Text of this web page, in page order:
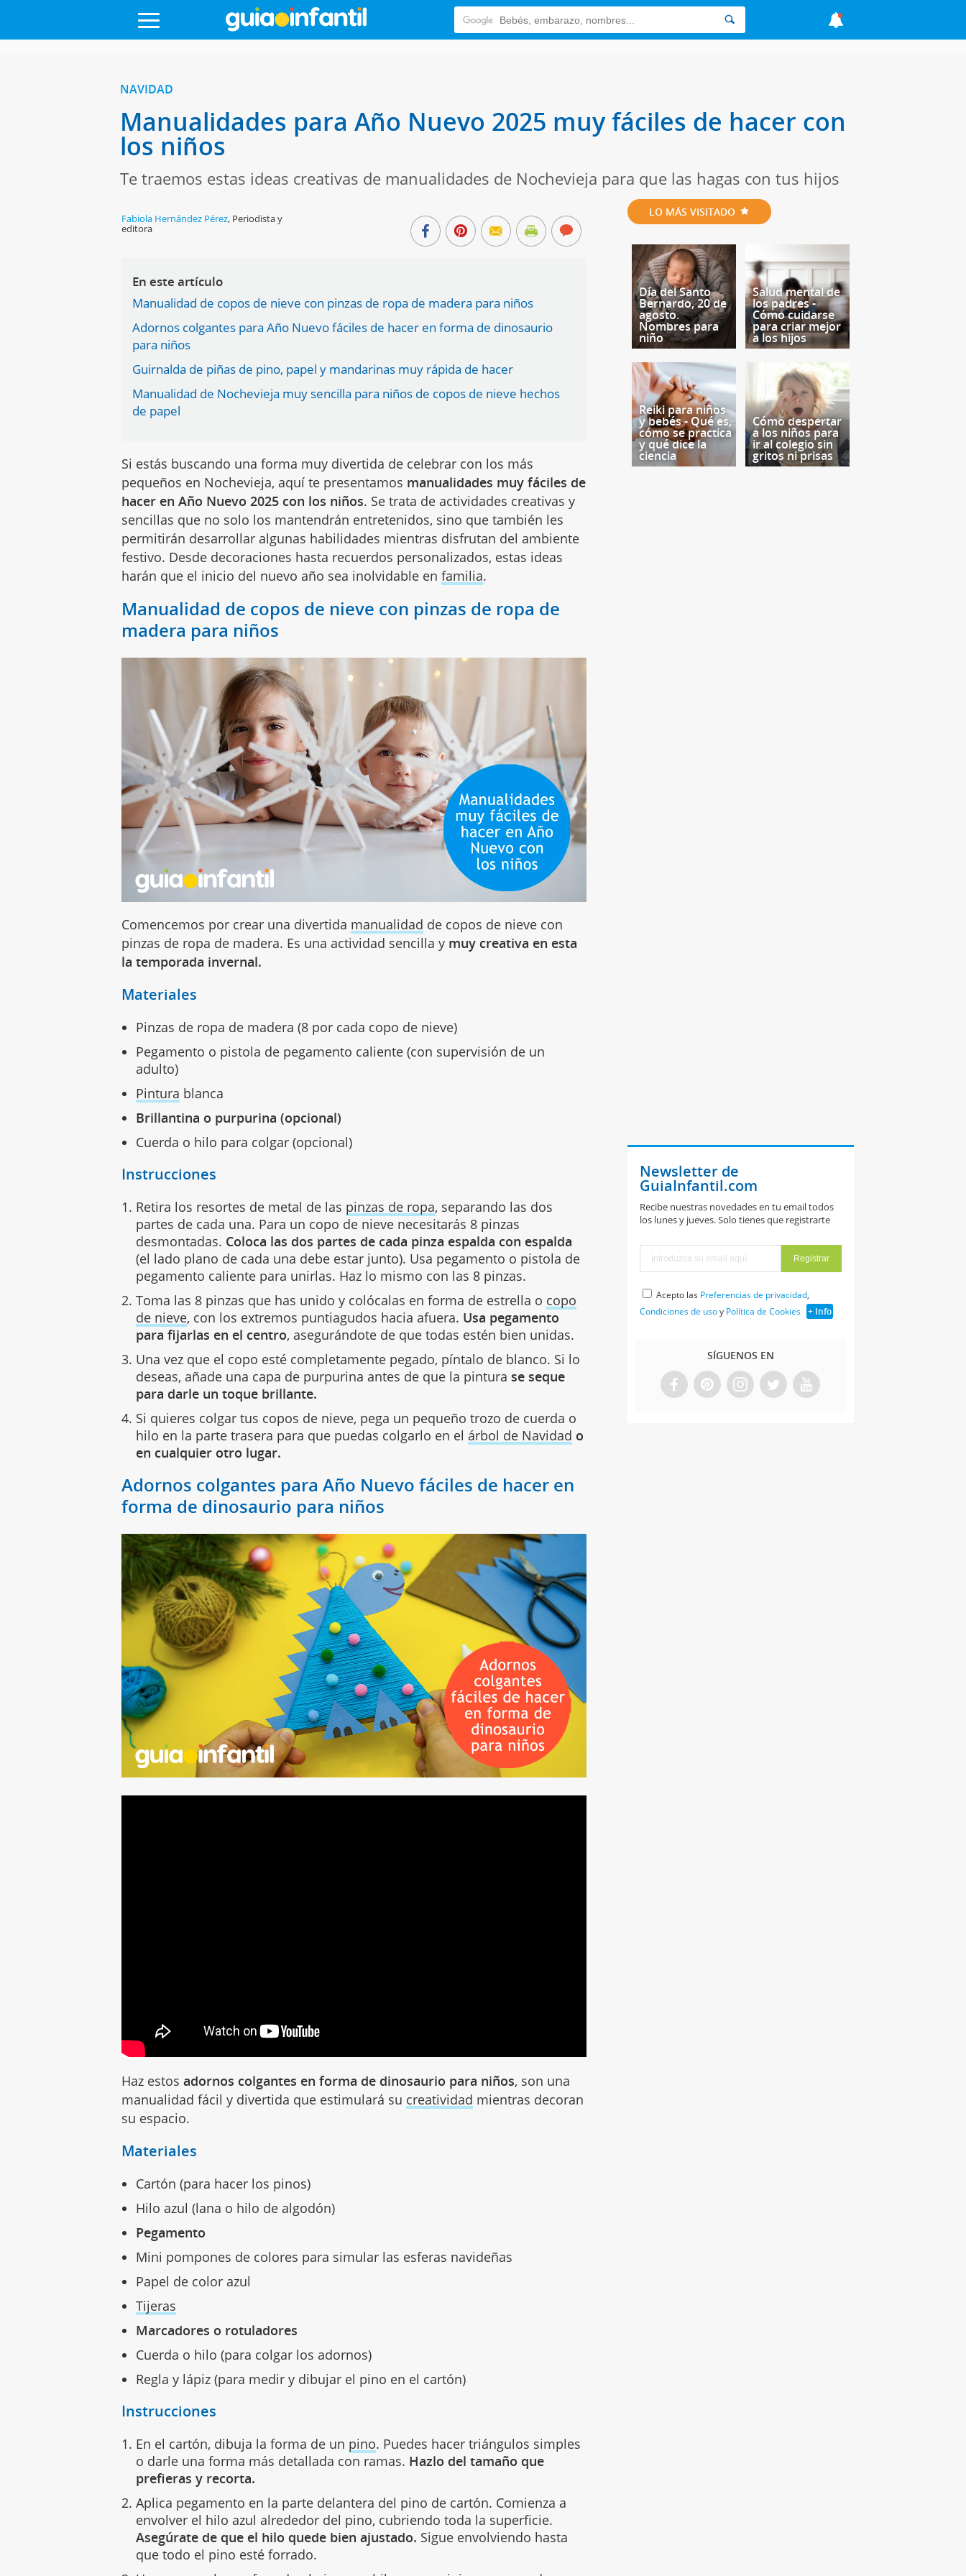
NAVIDAD
Manualidades para Año Nuevo 2025 muy fáciles de hacer con
los niños
Te traemos estas ideas creativas de manualidades de Nochevieja para que las hagas con tus hijos
Fabiola Hernández Pérez, Periodista y
editora
En este artículo
Manualidad de copos de nieve con pinzas de ropa de madera para niños
Adornos colgantes para Año Nuevo fáciles de hacer en forma de dinosaurio
para niños
Guirnalda de piñas de pino, papel y mandarinas muy rápida de hacer
Manualidad de Nochevieja muy sencilla para niños de copos de nieve hechos
de papel
Si estás buscando una forma muy divertida de celebrar con los más
pequeños en Nochevieja, aquí te presentamos manualidades muy fáciles de
hacer en Año Nuevo 2025 con los niños. Se trata de actividades creativas y
sencillas que no solo los mantendrán entretenidos, sino que también les
permitirán desarrollar algunas habilidades mientras disfrutan del ambiente
festivo. Desde decoraciones hasta recuerdos personalizados, estas ideas
harán que el inicio del nuevo año sea inolvidable enfamilia.
Manualidad de copos de nieve con pinzas de ropa de
madera para niños
Comencemos por crear una divertida manualidad de copos de nieve con
pinzas de ropa de madera. Es una actividad sencilla y muy creativa en esta
la temporada invernal.
Materiales
Pinzas de ropa de madera (8 por cada copo de nieve)
Pegamento o pistola de pegamento caliente (con supervisión de un
adulto)
Pintura blanca
Brillantina o purpurina (opcional)
Cuerda o hilo para colgar (opcional)
Instrucciones
Retira los resortes de metal de las pinzas de ropa, separando las dos
partes de cada una. Para un copo de nieve necesitarás 8 pinzas
desmontadas. Coloca las dos partes de cada pinza espalda con espalda
(el lado plano de cada una debe estar junto). Usa pegamento o pistola de
pegamento caliente para unirlas. Haz lo mismo con las 8 pinzas.
Toma las 8 pinzas que has unido y colócalas en forma de estrella o copo
de nieve, con los extremos puntiagudos hacia afuera. Usa pegamento
para fijarlas en el centro, asegurándote de que todas estén bien unidas.
Una vez que el copo esté completamente pegado, píntalo de blanco. Si lo
deseas, añade una capa de purpurina antes de que la pinturase seque
para darle un toque brillante.
Si quieres colgar tus copos de nieve, pega un pequeño trozo de cuerda o
hilo en la parte trasera para que puedas colgarlo en el árbol de Navidad o
en cualquier otro lugar.
Adornos colgantes para Año Nuevo fáciles de hacer en
forma de dinosaurio para niños
Haz estosadornos colgantes en forma de dinosaurio para niños, son una
manualidad fácil y divertida que estimulará su creatividad mientras decoran
su espacio.
Materiales
Cartón (para hacer los pinos)
Hilo azul (lana o hilo de algodón)
Pegamento
Mini pompones de colores para simular las esferas navideñas
Papel de color azul
Tijeras
Marcadores o rotuladores
Cuerda o hilo (para colgar los adornos)
Regla y lápiz (para medir y dibujar el pino en el cartón)
Instrucciones
En el cartón, dibuja la forma de un pino. Puedes hacer triángulos simples
o darle una forma más detallada con ramas. Hazlo del tamaño que
prefieras y recorta.
Aplica pegamento en la parte delantera del pino de cartón. Comienza a
envolver el hilo azul alrededor del pino, cubriendo toda la superficie.
Asegúrate de que el hilo quede bien ajustado. Sigue envolviendo hasta
que todo el pino esté forrado.
LO MÁS VISITADO
Día del Santo
Bernardo, 20 de
agosto.
Nombres para
niño
Salud mental de
los padres -
Cómo cuidarse
para criar mejor
a los hijos
Reiki para niños
y bebés - Qué es,
cómo se practica
y qué dice la
ciencia
Cómo despertar
a los niños para
ir al colegio sin
gritos ni prisas
Newsletter de
GuiaInfantil.com
Recibe nuestras novedades en tu email todos
los lunes y jueves. Solo tienes que registrarte
Acepto las Preferencias de privacidad,
Condiciones de usoy Política de Cookies + Info
SÍGUENOS EN